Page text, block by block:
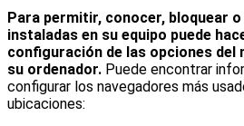
Para permitir, conocer, bloquear
instaladas en su equipo puede
configuración de las opciones del
su ordenador. Puede encontrar
configurar los navegadores más
ubicaciones: